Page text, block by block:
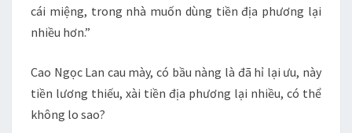
cái miệng, trong nhà muốn dùng tiền địa phương lại
nhiều hơn.”
Cao Ngọc Lan cau mày, có bầu nàng là đã hỉ lại ưu, này
tiền lương thiếu, xài tiền địa phương lại nhiều, có thể
không lo sao?